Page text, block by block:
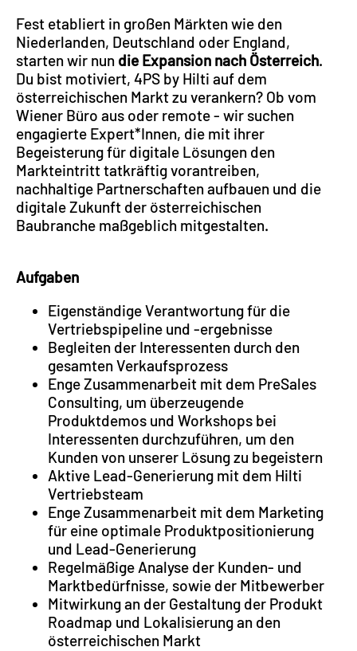
Fest etabliert in großen Märkten wie den
Niederlanden, Deutschland oder England,
starten wir nun die Expansion nach Österreich.
Du bist motiviert, 4PS by Hilti auf dem
österreichischen Markt zu verankern? Ob vom
Wiener Büro aus oder remote - wir suchen
engagierte Expert*Innen, die mit ihrer
Begeisterung für digitale Lösungen den
Markteintritt tatkräftig vorantreiben,
nachhaltige Partnerschaften aufbauen und die
digitale Zukunft der österreichischen
Baubranche maßgeblich mitgestalten.
Aufgaben
Eigenständige Verantwortung für die
Vertriebspipeline und -ergebnisse
Begleiten der Interessenten durch den
gesamten Verkaufsprozess
Enge Zusammenarbeit mit dem PreSales
Consulting, um überzeugende
Produktdemos und Workshops bei
Interessenten durchzuführen, um den
Kunden von unserer Lösung zu begeistern
Aktive Lead-Generierung mit dem Hilti
Vertriebsteam
Enge Zusammenarbeit mit dem Marketing
für eine optimale Produktpositionierung
und Lead-Generierung
Regelmäßige Analyse der Kunden- und
Marktbedürfnisse, sowie der Mitbewerber
Mitwirkung an der Gestaltung der Produkt
Roadmap und Lokalisierung an den
österreichischen Markt